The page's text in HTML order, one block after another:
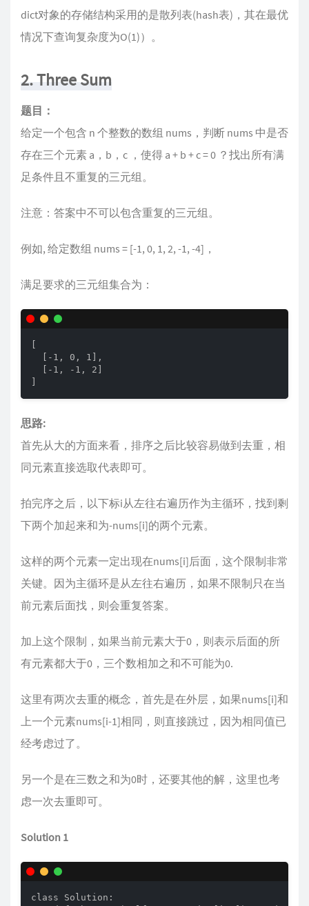
dict对象的存储结构采用的是散列表(hash表)，其在最优
情况下查询复杂度为O(1)）。
2. Three Sum
题目：
给定一个包含 n 个整数的数组 nums，判断 nums 中是否
存在三个元素 a，b，c ，使得 a + b + c = 0 ？找出所有满
足条件且不重复的三元组。
注意：答案中不可以包含重复的三元组。
例如, 给定数组 nums = [-1, 0, 1, 2, -1, -4]，
满足要求的三元组集合为：
[
  [-1, 0, 1],
  [-1, -1, 2]
]
思路:
首先从大的方面来看，排序之后比较容易做到去重，相
同元素直接选取代表即可。
拍完序之后，以下标i从左往右遍历作为主循环，找到剩
下两个加起来和为-nums[i]的两个元素。
这样的两个元素一定出现在nums[i]后面，这个限制非常
关键。因为主循环是从左往右遍历，如果不限制只在当
前元素后面找，则会重复答案。
加上这个限制，如果当前元素大于0，则表示后面的所
有元素都大于0，三个数相加之和不可能为0.
这里有两次去重的概念，首先是在外层，如果nums[i]和
上一个元素nums[i-1]相同，则直接跳过，因为相同值已
经考虑过了。
另一个是在三数之和为0时，还要其他的解，这里也考
虑一次去重即可。
Solution 1
class Solution: